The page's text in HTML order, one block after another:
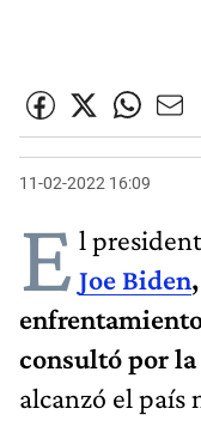
11-02-2022 16:09
E l
Joe Biden
consultó por
alcanzó el país